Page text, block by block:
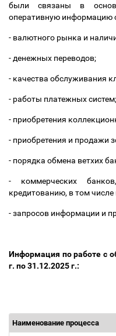
были связаны в
оперативную информацию
- валютного рынка и
- денежных переводов;
- качества обслуживания
- работы платежных
- приобретения
- приобретения и продажи
- порядка обмена ветхих
- коммерческих
кредитованию, в том числе
- запросов информации и
Информация по работе с
г. по 31.12.2025 г.:
Наименование процесса